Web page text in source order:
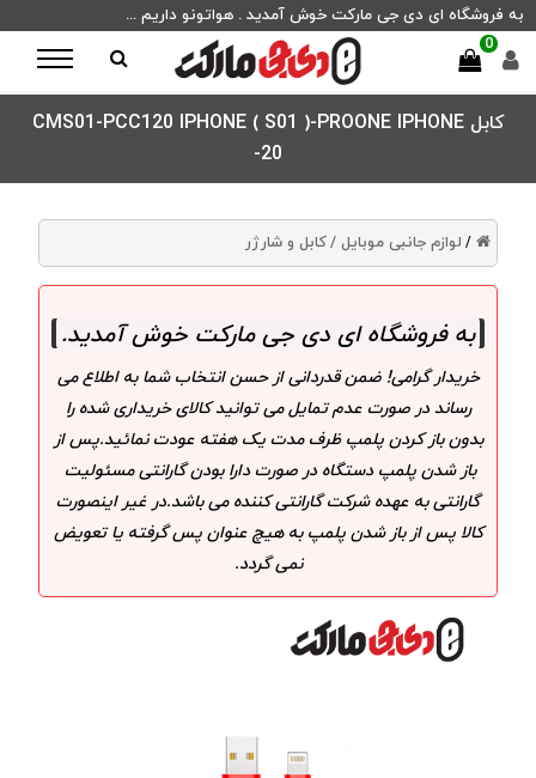
به فروشگاه ای دی جی مارکت خوش آمدید . هواتونو داریم ...
0
کابل CMS01-PCC120 IPHONE ( S01 )-PROONE IPHONE
-20
/ لوازم جانبی موبایل /کابل و شارژر
به فروشگاه ای دی جی مارکت خوش آمدید.
خریدار گرامی! ضمن قدردانی از حسن انتخاب شما به اطلاع می
رساند در صورت عدم تمایل می توانید کالای خریداری شده را
بدون باز کردن پلمپ ظرف مدت یک هفته عودت نمائید.پس از
باز شدن پلمپ دستگاه در صورت دارا بودن گارانتی مسئولیت
گارانتی به عهده شرکت گارانتی کننده می باشد.در غیر اینصورت
کالا پس از باز شدن پلمپ به هیچ عنوان پس گرفته یا تعویض
نمی گردد.